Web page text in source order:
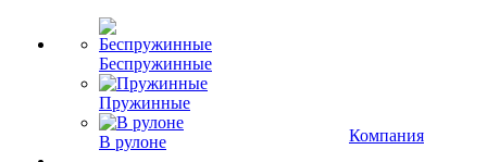
Беспружинные
Пружинные
В рулоне
Компания